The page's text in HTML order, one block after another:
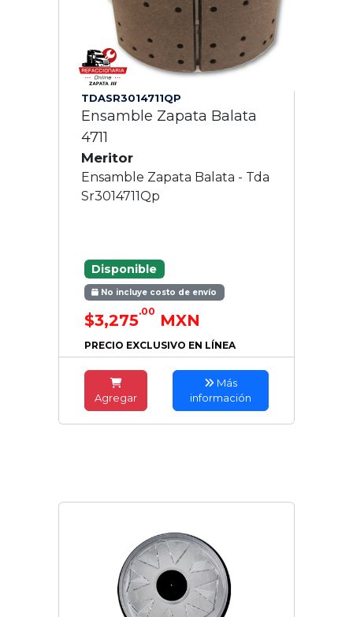
TDASR3014711QP
Ensamble Zapata Balata
4711
Meritor
Ensamble Zapata Balata - Tda
Sr3014711Qp
Disponible
No incluye costo de envío
$3,275.00 MXN
PRECIO EXCLUSIVO EN LÍNEA
Agregar
Más
información